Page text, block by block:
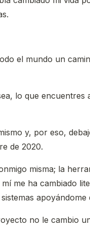
el mundo un
lo que encuentres
y, por eso,
de 2020.
misma; la
me ha cambiado
apoyándome
no le cambio